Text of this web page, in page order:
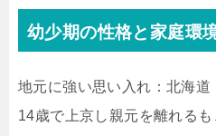
幼少期の性格と家庭環
地元に強い思い入れ：北海道
14歳で上京し親元を離れる